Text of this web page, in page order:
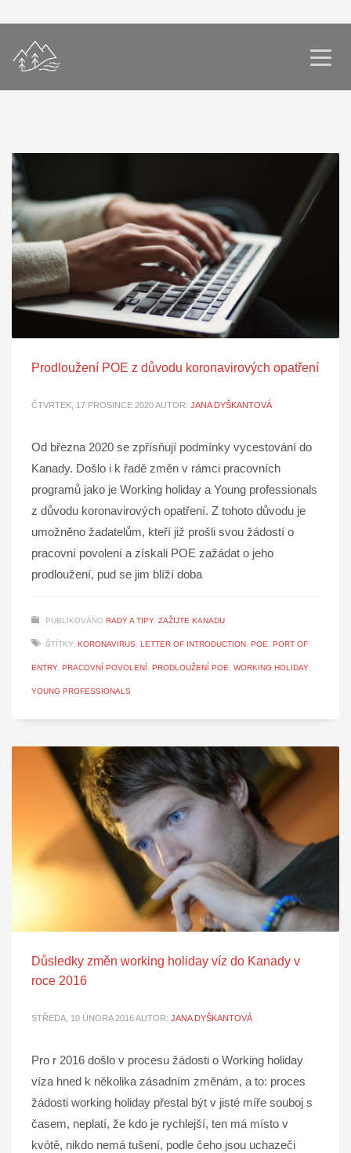
Prodloužení POE z důvodu koronavirových opatření
ČTVRTEK, 17 PROSINCE 2020AUTOR: JANA DYŠKANTOVÁ
Od března 2020 se zpřísňují podmínky vycestování do
Kanady. Došlo i k řadě změn v rámci pracovních
programů jako je Working holiday a Young professionals
z důvodu koronavirových opatření. Z tohoto důvodu je
umožněno žadatelům, kteří již prošli svou žádostí o
pracovní povolení a získali POE zažádat o jeho
prodloužení, pud se jim blíží doba
PUBLIKOVÁNO RADY A TIPY, ZAŽIJTE KANADU
ŠTÍTKY: KORONAVIRUS, LETTER OF INTRODUCTION, POE, PORT OF
ENTRY, PRACOVNÍ POVOLENÍ, PRODLOUŽENÍ POE, WORKING HOLIDAY,
YOUNG PROFESSIONALS
Důsledky změn working holiday víz do Kanady v
roce 2016
STŘEDA, 10 ÚNORA 2016AUTOR: JANA DYŠKANTOVÁ
Pro r 2016 došlo v procesu žádosti o Working holiday
víza hned k několika zásadním změnám, a to: proces
žádosti working holiday přestal být v jisté míře souboj s
časem, neplatí, že kdo je rychlejší, ten má místo v
kvótě, nikdo nemá tušení, podle čeho jsou uchazeči